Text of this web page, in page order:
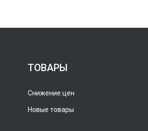
ТОВАРЫ
Снижение цен
Новые товары